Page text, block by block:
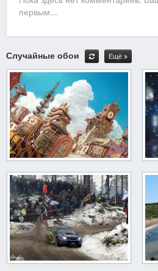
первым...
Случайные обои Ещё